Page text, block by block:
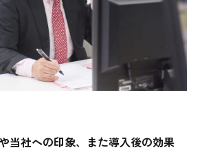
当社への印象、また導入後の効果